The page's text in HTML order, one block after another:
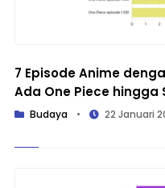
7 Episode Anime
Ada One Piece hingga
Budaya • 22 Januari